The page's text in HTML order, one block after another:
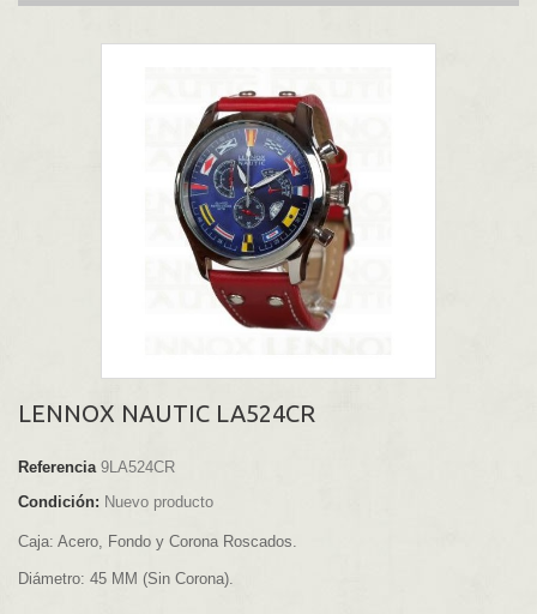
LENNOX NAUTIC LA524CR
Referencia 9LA524CR
Condición: Nuevo producto
Caja: Acero, Fondo y Corona Roscados.
Diámetro: 45 MM (Sin Corona).